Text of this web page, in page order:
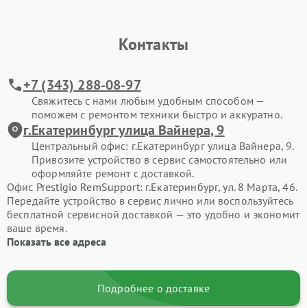
Контакты
+7 (343) 288-08-97
Свяжитесь с нами любым удобным способом —
поможем с ремонтом техники быстро и аккуратно.
г.Екатеринбург улица Вайнера, 9
Центральный офис: г.Екатеринбург улица Вайнера, 9.
Привозите устройство в сервис самостоятельно или
оформляйте ремонт с доставкой.
Офис Prestigio RemSupport: г.Екатеринбург, ул. 8 Марта, 46.
Передайте устройство в сервис лично или воспользуйтесь
бесплатной сервисной доставкой — это удобно и экономит
ваше время.
Показать все адреса
Подробнее о доставке